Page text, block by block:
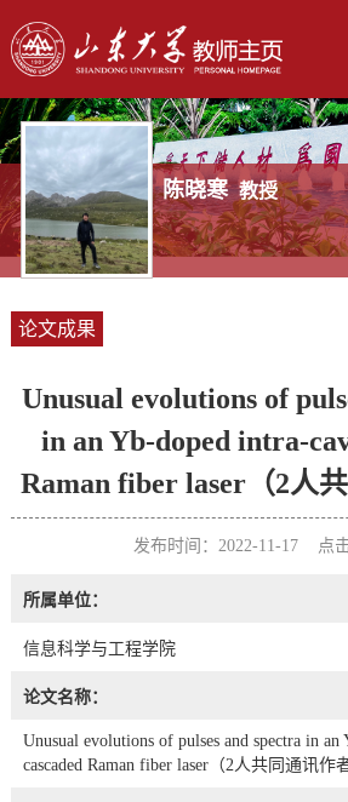
陈晓寒 教授
论文成果
Unusual evolutions of
in an Yb-doped intra-
Raman fiber laser（2人
发布时间：2022-11-17 点击
所属单位：
信息科学与工程学院
论文名称：
Unusual evolutions of pulses and spectra in
cascaded Raman fiber laser（2人共同通讯作